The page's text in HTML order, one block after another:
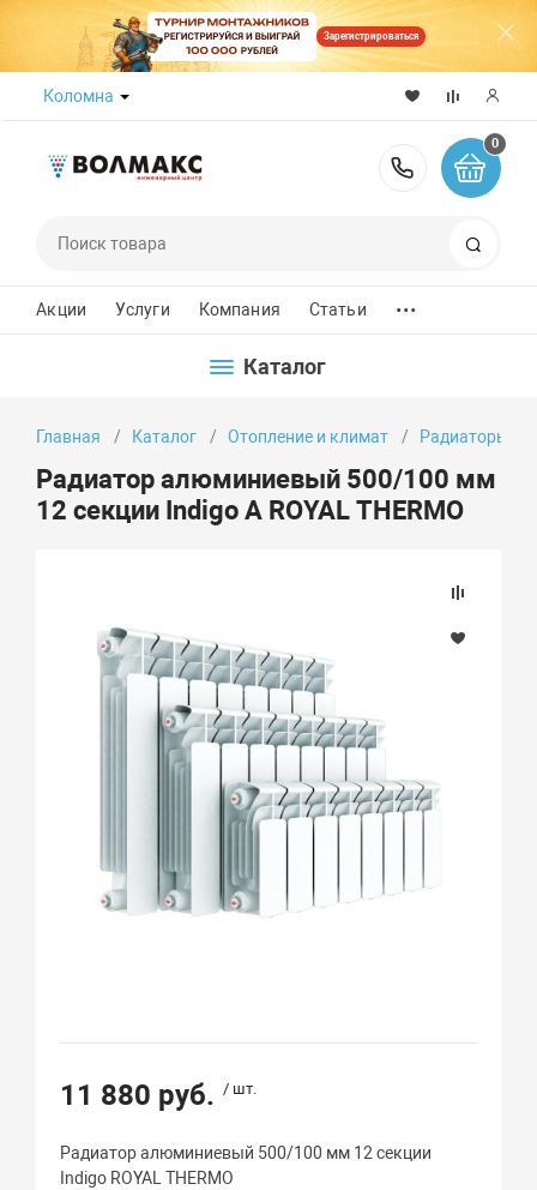
Зарегистрироваться
Коломна
8 (800)
0
Акции Услуги Компания Статьи ...
Каталог
Главная Каталог Отопление и климат Радиаторы
Радиатор алюминиевый 500/100 мм
12 секции Indigo А ROYAL THERMO
11 880 руб. / шт.
Радиатор алюминиевый 500/100 мм 12 секции
Indigo ROYAL THERMO